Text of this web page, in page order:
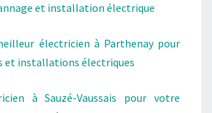
et installation électrique
électricien à Parthenay pour
et installations électriques
à Sauzé-Vaussais pour votre